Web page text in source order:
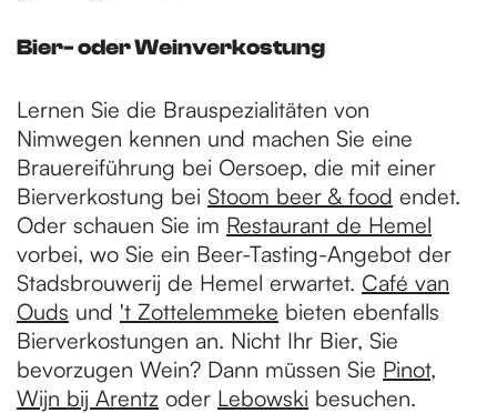
Bier- oder Weinverkostung
Lernen Sie die Brauspezialitäten von
Nimwegen kennen und machen Sie eine
Brauereiführung bei Oersoep, die mit einer
Bierverkostung bei Stoom beer & food endet.
Oder schauen Sie im Restaurant de Hemel
vorbei, wo Sie ein Beer-Tasting-Angebot der
Stadsbrouwerij de Hemel erwartet. Café van
Ouds und 't Zottelemmeke bieten ebenfalls
Bierverkostungen an. Nicht Ihr Bier, Sie
bevorzugen Wein? Dann müssen Sie Pinot,
Wijn bij Arentz oder Lebowski besuchen.